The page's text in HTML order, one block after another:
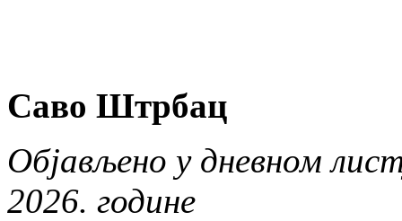
Саво Штрбац
Објављено у дневном
2026. године